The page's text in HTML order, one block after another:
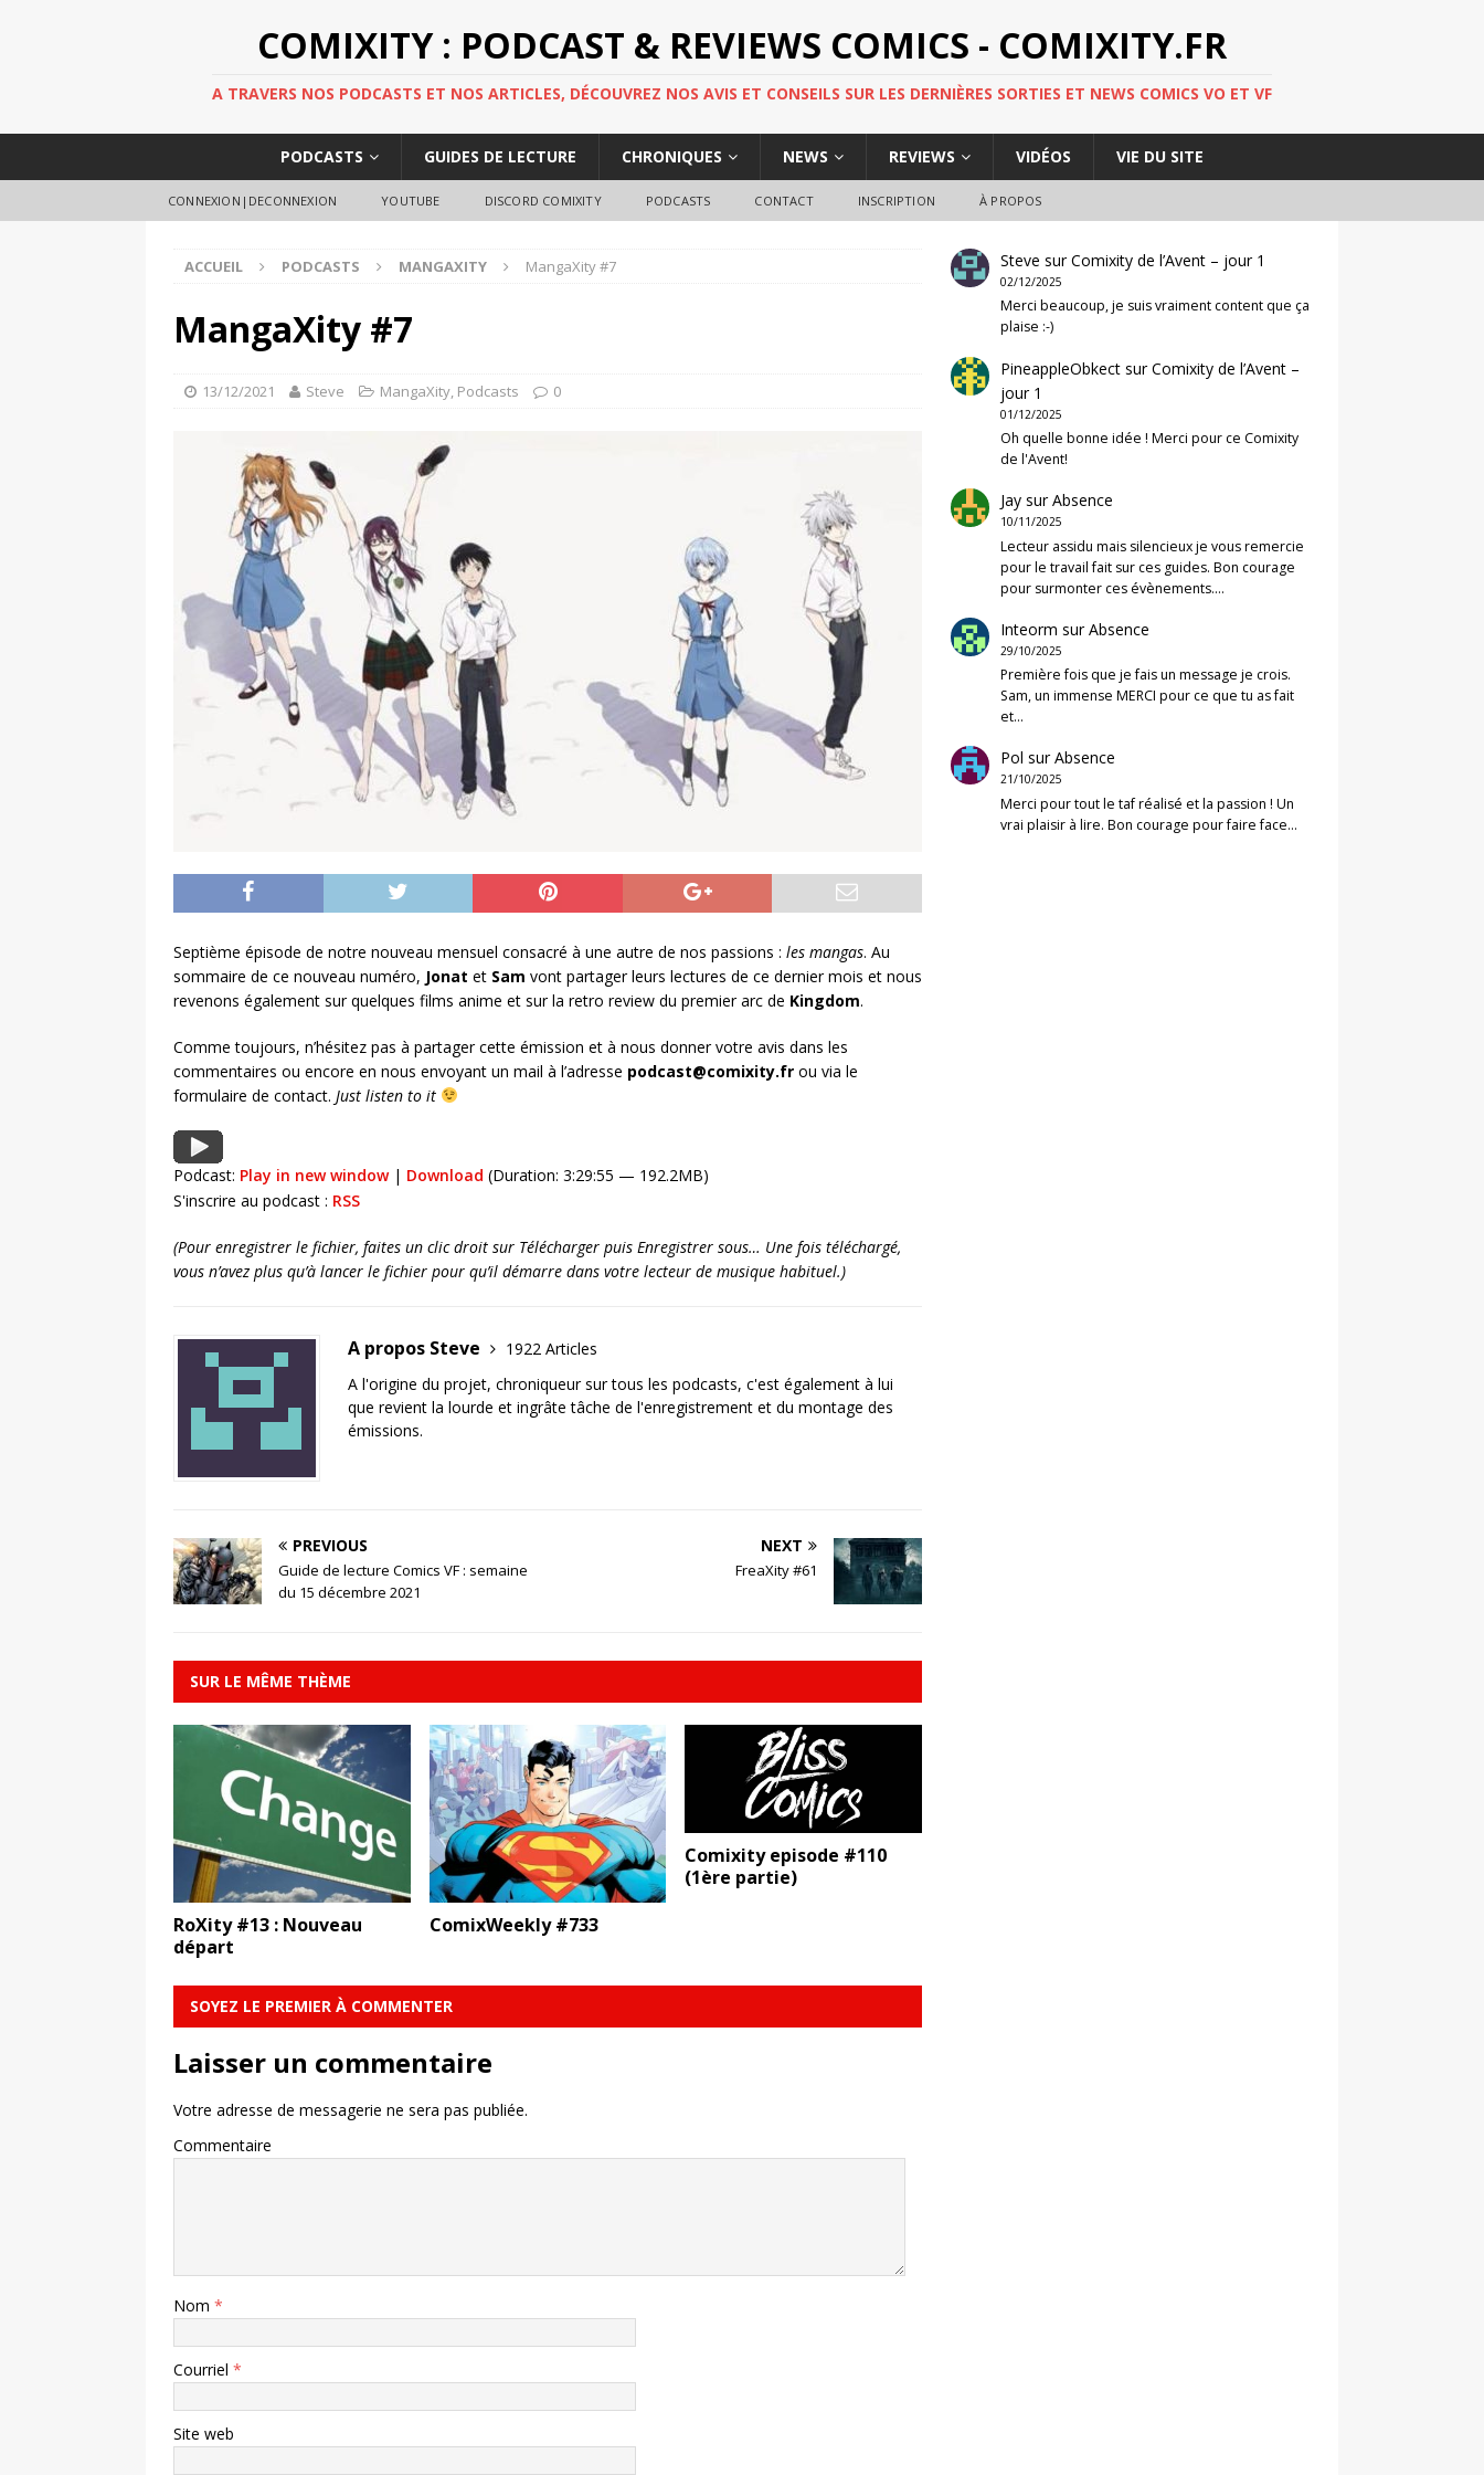
COMIXITY : PODCAST & REVIEWS COMICS - COMIXITY.FR
A TRAVERS NOS PODCASTS ET NOS ARTICLES, DÉCOUVREZ NOS AVIS ET CONSEILS SUR LES DERNIÈRES SORTIES ET NEWS COMICS VO ET VF
PODCASTS GUIDES DE LECTURE CHRONIQUES NEWS REVIEWS VIDÉOS VIE DU SITE
CONNEXION|DECONNEXION YOUTUBE DISCORD COMIXITY PODCASTS CONTACT INSCRIPTION À PROPOS
ACCUEIL PODCASTS MANGAXITY MangaXity #7
MangaXity #7
13/12/2021 Steve MangaXity, Podcasts 0
Septième épisode de notre nouveau mensuel consacré à une autre de nos passions : les mangas. Au
sommaire de ce nouveau numéro, Jonat et Sam vont partager leurs lectures de ce dernier mois et nous
revenons également sur quelques films anime et sur la retro review du premier arc de Kingdom.
Comme toujours, n’hésitez pas à partager cette émission et à nous donner votre avis dans les
commentaires ou encore en nous envoyant un mail à l’adresse podcast@comixity.fr ou via le
formulaire de contact. Just listen to it
Podcast: Play in new window| Download (Duration: 3:29:55 — 192.2MB)
S'inscrire au podcast : RSS
(Pour enregistrer le fichier, faites un clic droit sur Télécharger puis Enregistrer sous… Une fois téléchargé,
vous n’avez plus qu’à lancer le fichier pour qu’il démarre dans votre lecteur de musique habituel.)
A propos Steve
1922 Articles
A l'origine du projet, chroniqueur sur tous les podcasts, c'est également à lui
que revient la lourde et ingrâte tâche de l'enregistrement et du montage des
émissions.
PREVIOUS
Guide de lecture Comics VF : semaine
du 15 décembre 2021
NEXT
FreaXity #61
SUR LE MÊME THÈME
RoXity #13 : Nouveau
départ
ComixWeekly #733
Comixity episode #110
(1ère partie)
SOYEZ LE PREMIER À COMMENTER
Laisser un commentaire
Votre adresse de messagerie ne sera pas publiée.
Commentaire
Nom *
Courriel *
Site web
Steve surComixity de l’Avent – jour 1
02/12/2025
Merci beaucoup, je suis vraiment content que ça
plaise :-)
PineappleObkect surComixity de l’Avent –
jour 1
01/12/2025
Oh quelle bonne idée ! Merci pour ce Comixity
de l'Avent!
Jay surAbsence
10/11/2025
Lecteur assidu mais silencieux je vous remercie
pour le travail fait sur ces guides. Bon courage
pour surmonter ces évènements.…
Inteorm surAbsence
29/10/2025
Première fois que je fais un message je crois.
Sam, un immense MERCI pour ce que tu as fait
et…
Pol surAbsence
21/10/2025
Merci pour tout le taf réalisé et la passion ! Un
vrai plaisir à lire. Bon courage pour faire face…